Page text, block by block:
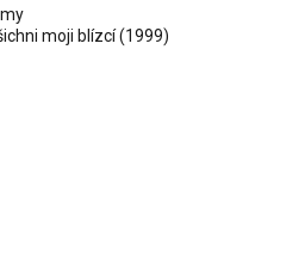
moji blízcí(1999)